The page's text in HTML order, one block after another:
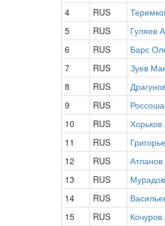
4
RUS
5
RUS Гуляев
6
RUS Барс
7
RUS Зуев
8
RUS
9
RUS
10
RUS
11
RUS
12
RUS
13
RUS
14
RUS
15
RUS Кочуров